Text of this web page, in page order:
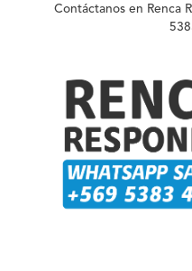
Contáctanos en Renca